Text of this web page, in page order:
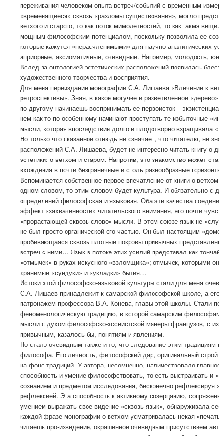
переживания человеком опыта встреч/событий с временным
«временящееся» сквозь «разломы существования», могло
ветхого и старого, то как поток мимолетностей, то как акмэ
мощным философским потенциалом, поскольку позволила ее
которые кажутся «нерасчленимыми» для научно-аналитических
априорные, аксиоматичные, очевидные. Например, молодость,
Вслед за онтологией эстетических расположений появилась
художественного творчества и восприятия.
Для меня переиздание монографии С.А. Лишаева «Влечение к
ретроспективы». Зная, в какое могучее и разветвленное
по-другому начинаешь воспринимать ее первоисток –
нем как-то по-особенному начинают проступать те избыточные
мысли, которая впоследствии долго и плодотворно взращивала
Но только что сказанное отнюдь не означает, что читателю, не
расположений С.А. Лишаева, будет не интересно читать книгу о
эстетики: о ветхом и старом. Напротив, это знакомство может
вхождения в почти безграничные и столь разнообразные
Вспоминается собственное первое впечатление от книги о
одном словом, то этим словом будет культура. И обязательно с
определений философская и языковая. Оба эти качества
эффект «захваченности» читательского внимания, его почти
«прорастающей сквозь слово» мысли. В этом союзе язык не
не был просто органической его частью. Он был настоящим
пробивающаяся сквозь плотные покровы привычных
встреч с ними… Язык в потоке этих усилий представал как
«отмычек» в руках искусного «взломщика»; отмычек, которыми
хранимые «сундуки» и «укладки» бытия…
Истоки этой философско-языковой культуры стали для меня
С.А. Лишаев принадлежит к самарской философской школе, а
патронажем профессора В.А. Конева, главы этой школы. Стали
феноменологическую традицию, в которой самарским
мысли с духом философско-эссеистской манеры французов, с
привычным, казалось бы, понятиям и явлениям.
Но стало очевидным также и то, что следование этим
философа. Его личность, философский дар, оригинальный
на фоне традиций. У автора, несомненно, наличествовало
способность и умение философствовать, то есть выстраивать
сознанием и предметом исследования, бесконечно рефлексируя
рефлексией. Эта способность к активному созерцанию,
умением выражать свое видение «сквозь язык», обнаруживала
каждой фразе монографии о ветхом усматривалась некая
читаешь про-изведение, окрашенное очевидным присутствием